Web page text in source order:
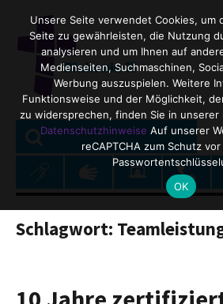
Search
for:
SEARCH
Schlagwort:
Unsere Seite verwendet Cookies, um
Seite zu gewährleisten, die Nutzung
analysieren und um Ihnen auf
Medienseiten, Suchmaschinen,
Werbung auszuspielen. Weitere
Funktionsweise und der Möglichkeit,
zu widersprechen, finden Sie in unserer
Datenschutzhinweise Auf unserer
reCAPTCHA zum Schutz
OK